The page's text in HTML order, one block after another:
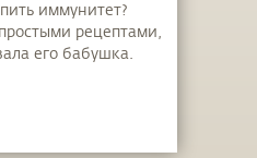
иммунитет?
рецептами,
его бабушка.